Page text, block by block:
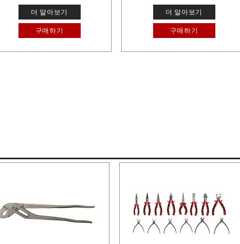
더 알아보기
구매하기
더 알아보기
구매하기